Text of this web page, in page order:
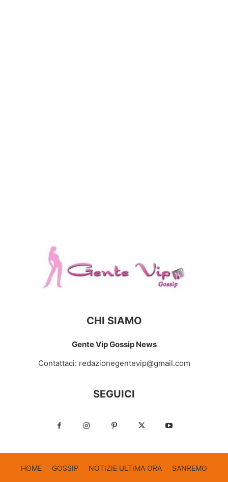
CHI SIAMO
Gente Vip Gossip News
Contattaci: redazionegentevip@gmail.com
SEGUICI
HOME GOSSIP NOTIZIE ULTIMA ORA SANREMO